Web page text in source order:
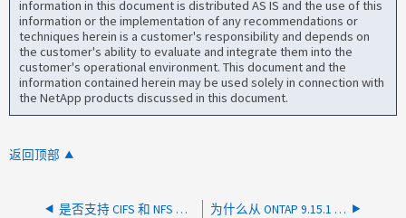
information in this document is distributed AS IS and the use of this
information or the implementation of any recommendations or
techniques herein is a customer's responsibility and depends on
the customer's ability to evaluate and integrate them into the
customer's operational environment. This document and the
information contained herein may be used solely in connection with
the NetApp products discussed in this document.
返回顶部
是否支持 CIFS 和 NFS 协议中的稀疏文件？ 为什么从 ONTAP 9.15.1 中删除了“shelf.esh4.auto.reset.enable”？